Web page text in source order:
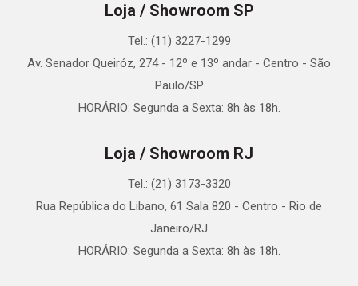
Loja / Showroom SP
Tel.: (11) 3227-1299
Av. Senador Queiróz, 274 - 12º e 13º andar - Centro - São
Paulo/SP
HORÁRIO: Segunda a Sexta: 8h às 18h.
Loja / Showroom RJ
Tel.: (21) 3173-3320
Rua República do Libano, 61 Sala 820 - Centro - Rio de
Janeiro/RJ
HORÁRIO: Segunda a Sexta: 8h às 18h.